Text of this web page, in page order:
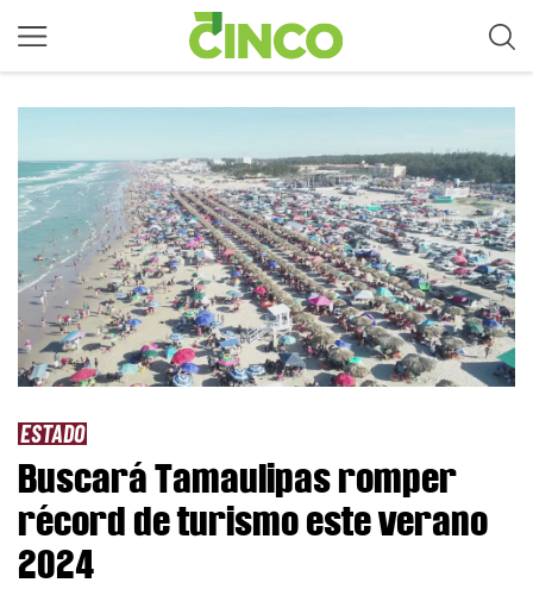
ESTADO
Buscará Tamaulipas romper
récord de turismo este verano
2024